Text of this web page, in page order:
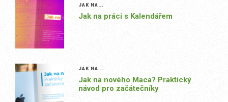
JAK NA...
Jak na práci s Kalendářem
JAK NA...
Jak na nového Maca? Praktický
návod pro začátečníky